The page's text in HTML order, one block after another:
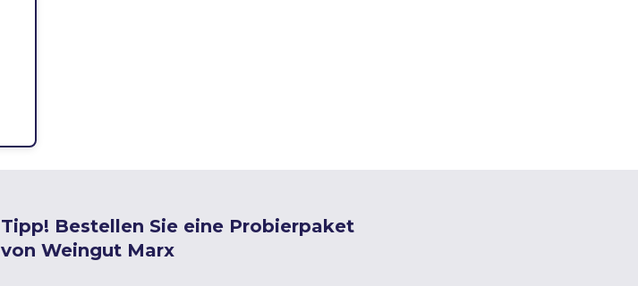
Tipp! Bestellen Sie eine Probierpaket
von Weingut Marx